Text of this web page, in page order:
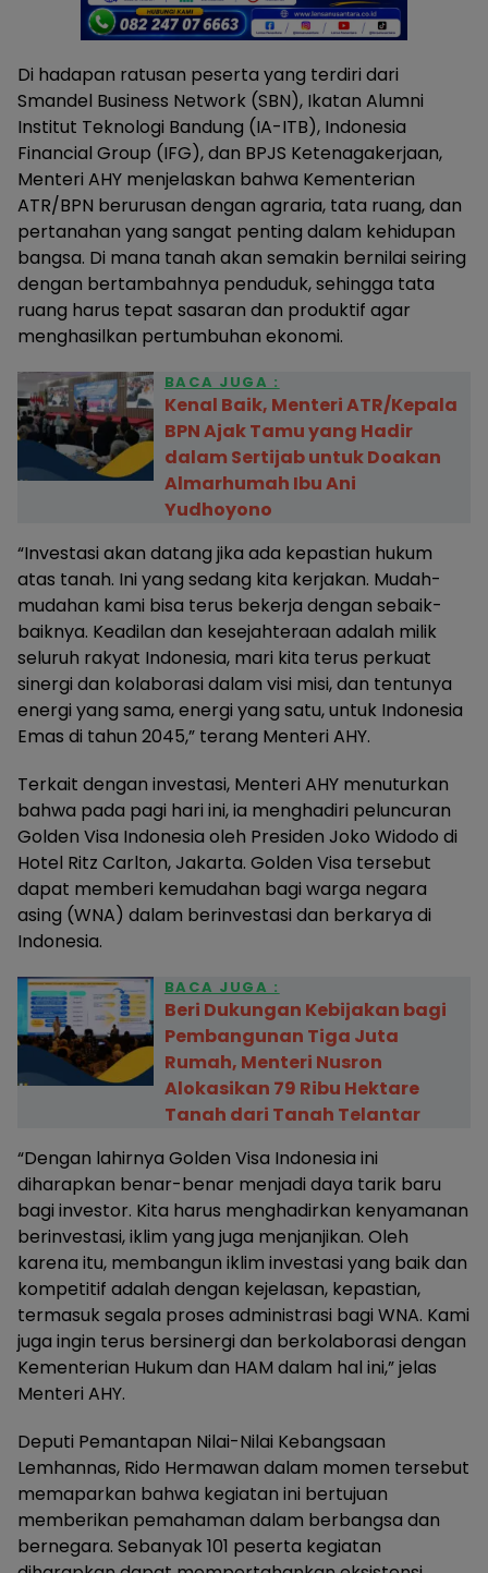
Di hadapan ratusan peserta yang terdiri dari
Smandel Business Network (SBN), Ikatan Alumni
Institut Teknologi Bandung (IA-ITB), Indonesia
Financial Group (IFG), dan BPJS Ketenagakerjaan,
Menteri AHY menjelaskan bahwa Kementerian
ATR/BPN berurusan dengan agraria, tata ruang, dan
pertanahan yang sangat penting dalam kehidupan
bangsa. Di mana tanah akan semakin bernilai seiring
dengan bertambahnya penduduk, sehingga tata
ruang harus tepat sasaran dan produktif agar
menghasilkan pertumbuhan ekonomi.
BACA JUGA :
Kenal Baik, Menteri ATR/Kepala
BPN Ajak Tamu yang Hadir
dalam Sertijab untuk Doakan
Almarhumah Ibu Ani
Yudhoyono
“Investasi akan datang jika ada kepastian hukum
atas tanah. Ini yang sedang kita kerjakan. Mudah-
mudahan kami bisa terus bekerja dengan sebaik-
baiknya. Keadilan dan kesejahteraan adalah milik
seluruh rakyat Indonesia, mari kita terus perkuat
sinergi dan kolaborasi dalam visi misi, dan tentunya
energi yang sama, energi yang satu, untuk Indonesia
Emas di tahun 2045,” terang Menteri AHY.
Terkait dengan investasi, Menteri AHY menuturkan
bahwa pada pagi hari ini, ia menghadiri peluncuran
Golden Visa Indonesia oleh Presiden Joko Widodo di
Hotel Ritz Carlton, Jakarta. Golden Visa tersebut
dapat memberi kemudahan bagi warga negara
asing (WNA) dalam berinvestasi dan berkarya di
Indonesia.
BACA JUGA :
Beri Dukungan Kebijakan bagi
Pembangunan Tiga Juta
Rumah, Menteri Nusron
Alokasikan 79 Ribu Hektare
Tanah dari Tanah Telantar
“Dengan lahirnya Golden Visa Indonesia ini
diharapkan benar-benar menjadi daya tarik baru
bagi investor. Kita harus menghadirkan kenyamanan
berinvestasi, iklim yang juga menjanjikan. Oleh
karena itu, membangun iklim investasi yang baik dan
kompetitif adalah dengan kejelasan, kepastian,
termasuk segala proses administrasi bagi WNA. Kami
juga ingin terus bersinergi dan berkolaborasi dengan
Kementerian Hukum dan HAM dalam hal ini,” jelas
Menteri AHY.
Deputi Pemantapan Nilai-Nilai Kebangsaan
Lemhannas, Rido Hermawan dalam momen tersebut
memaparkan bahwa kegiatan ini bertujuan
memberikan pemahaman dalam berbangsa dan
bernegara. Sebanyak 101 peserta kegiatan